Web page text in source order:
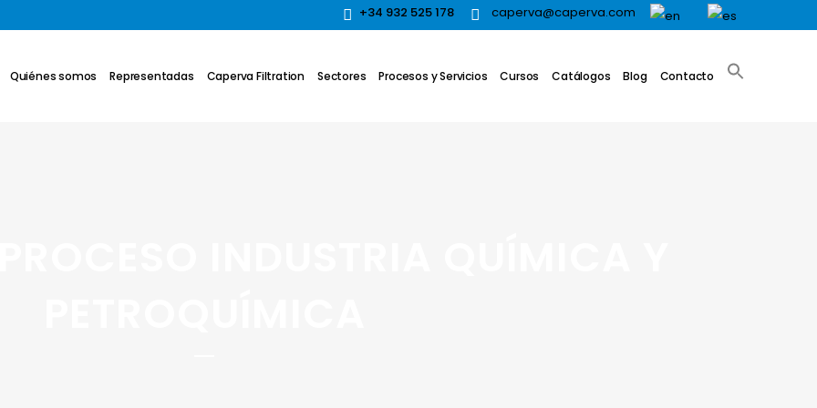
+34 932 525 178 caperva@caperva.com
Quiénes somos Representadas Caperva Filtration Sectores Procesos y Servicios Cursos Catálogos Blog Contacto